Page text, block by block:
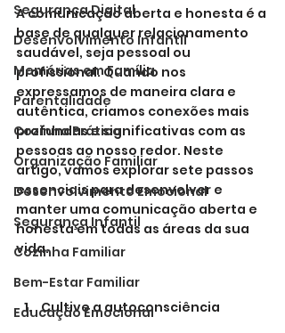
Segurança Digital
Desenvolvimento Infantil
Memórias em Família
Parentalidade
Cozinha Prática
Organização Familiar
Desenvolvimento Emocional
Segurança Infantil
Cozinha Familiar
Bem-Estar Familiar
Educação Emocional
A comunicação aberta e honesta é a
base de qualquer relacionamento
saudável, seja pessoal ou
profissional. Quando nos
expressamos de maneira clara e
autêntica, criamos conexões mais
profundas e significativas com as
pessoas ao nosso redor. Neste
artigo, vamos explorar sete passos
essenciais para desenvolver e
manter uma comunicação aberta e
honesta em todas as áreas da sua
vida.
Cultive a autoconsciência